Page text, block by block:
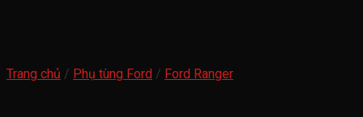
Trang chủ / Phụ tùng Ford / Ford Ranger